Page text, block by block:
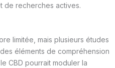
de recherches actives.
limitée, mais plusieurs études
éléments de compréhension
CBD pourrait moduler la